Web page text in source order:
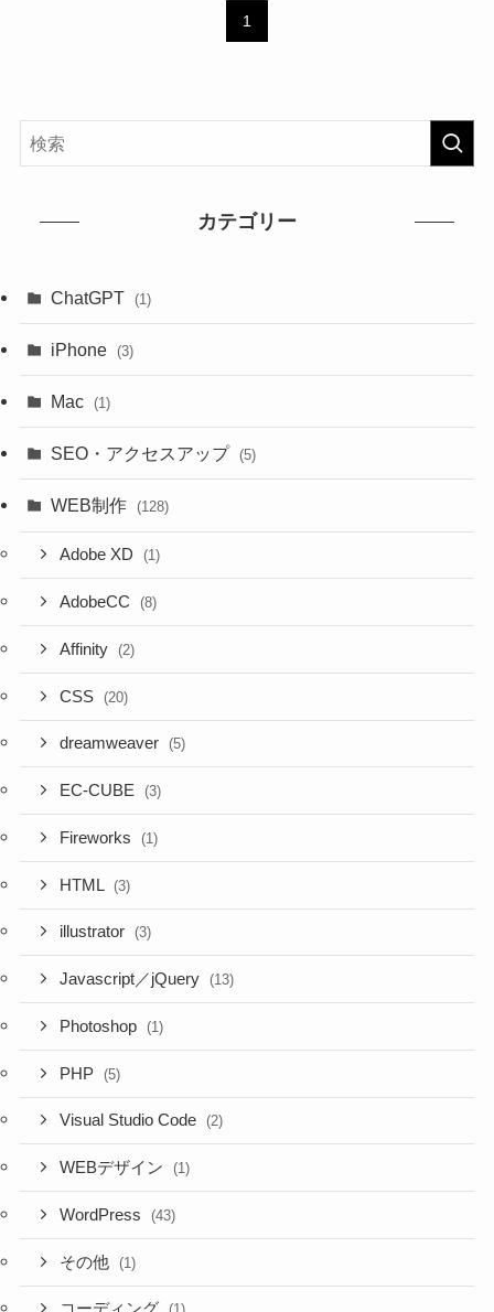
1
カテゴリー
ChatGPT (1)
iPhone (3)
Mac (1)
SEO・アクセスアップ (5)
WEB制作 (128)
Adobe XD (1)
AdobeCC (8)
Affinity (2)
CSS (20)
dreamweaver (5)
EC-CUBE (3)
Fireworks (1)
HTML (3)
illustrator (3)
Javascript／jQuery (13)
Photoshop (1)
PHP (5)
Visual Studio Code (2)
WEBデザイン (1)
WordPress (43)
その他 (1)